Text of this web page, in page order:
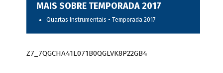
MAIS SOBRE TEMPORADA 2017
Quartas Instrumentais - Temporada 2017
Z7_7QGCHA41L071B0QGLVK8P22GB4